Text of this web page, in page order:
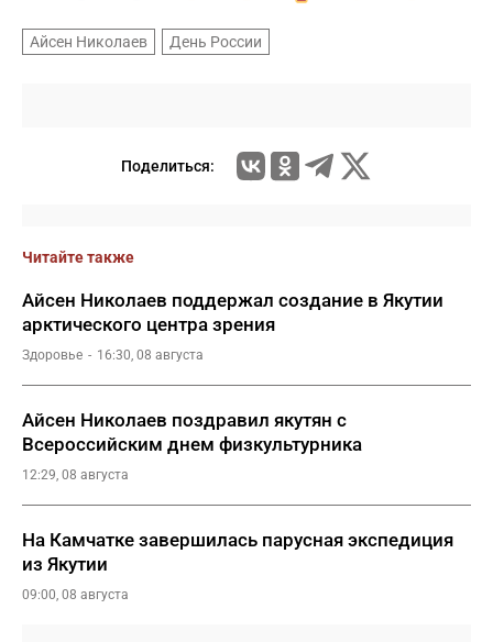
Айсен Николаев День России
Поделиться:
Читайте также
Айсен Николаев поддержал создание в Якутии
арктического центра зрения
Здоровье 16:30, 08 августа
Айсен Николаев поздравил якутян с
Всероссийским днем физкультурника
12:29, 08 августа
На Камчатке завершилась парусная экспедиция
из Якутии
09:00, 08 августа